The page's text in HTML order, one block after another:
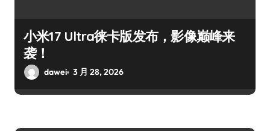
小米17 Ultra徕卡版发布，影像巅峰来
袭！
dawei 3 月 28, 2026